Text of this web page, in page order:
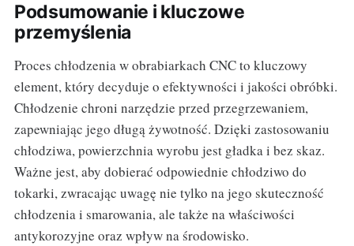
Podsumowanie i kluczowe
przemyślenia
Proces chłodzenia w obrabiarkach CNC to kluczowy
element, który decyduje o efektywności i jakości obróbki.
Chłodzenie chroni narzędzie przed przegrzewaniem,
zapewniając jego długą żywotność. Dzięki zastosowaniu
chłodziwa, powierzchnia wyrobu jest gładka i bez skaz.
Ważne jest, aby dobierać odpowiednie chłodziwo do
tokarki, zwracając uwagę nie tylko na jego skuteczność
chłodzenia i smarowania, ale także na właściwości
antykorozyjne oraz wpływ na środowisko.